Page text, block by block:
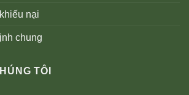
nại
chung
TÔI